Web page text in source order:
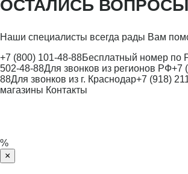
ОСТАЛИСЬ
Наши специалисты всегда рады Вам
+7 (800) 101-48-88Бесплатный номер по
502-48-88Для звонков из регионов РФ+7
88Для звонков из г. Краснодар+7 (918)
магазины Контакты
%
×